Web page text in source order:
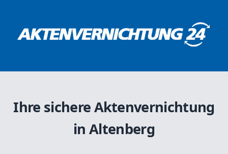
Ihre sichere Aktenvernichtung
in Altenberg